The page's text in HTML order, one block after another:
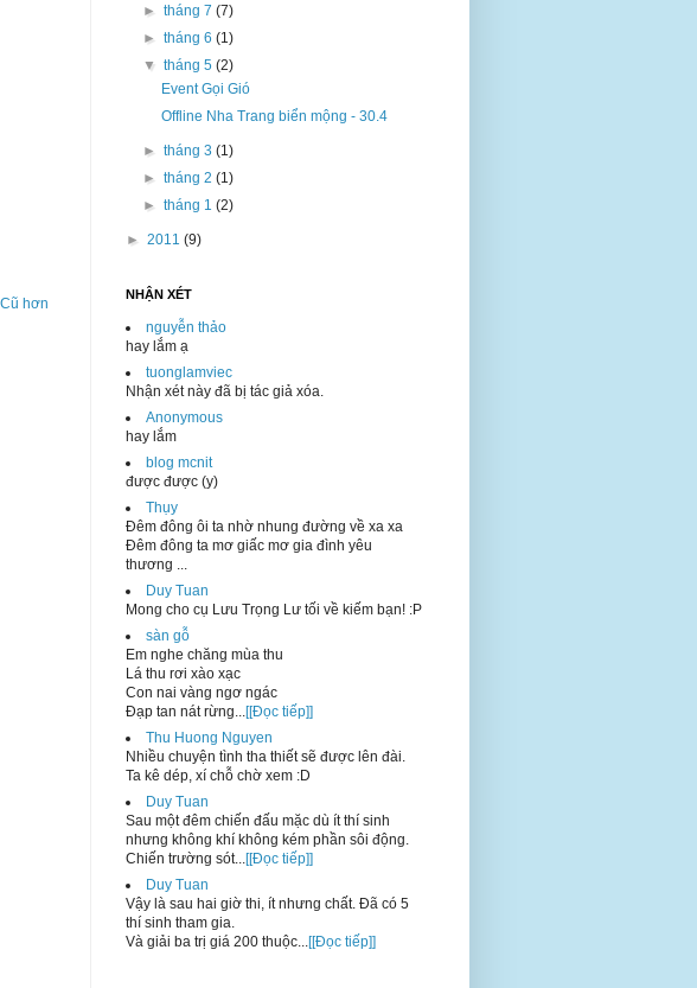
hơn
►tháng 7(7)
►tháng 6(1)
▼tháng 5(2)
Event Gọi Gió
Offline Nha Trang biển mộng - 30.4
►tháng 3(1)
►tháng 2(1)
►tháng 1(2)
► 2011 (9)
NHẬN XÉT
nguyễn thảo
hay lắm ạ
tuonglamviec
Nhận xét này đã bị tác giả xóa.
Anonymous
hay lắm
blog mcnit
được được (y)
Thụy
Đêm đông ôi ta nhờ nhung đường về xa xa
Đêm đông ta mơ giấc mơ gia đình yêu
thương ...
Duy Tuan
Mong cho cụ Lưu Trọng Lư tối về kiếm bạn! :P
sàn gỗ
Em nghe chăng mùa thu
Lá thu rơi xào xạc
Con nai vàng ngơ ngác
Đạp tan nát rừng... [[Đọc tiếp]]
Thu Huong Nguyen
Nhiều chuyện tình tha thiết sẽ được lên đài.
Ta kê dép, xí chỗ chờ xem :D
Duy Tuan
Sau một đêm chiến đấu mặc dù ít thí sinh
nhưng không khí không kém phần sôi động.
Chiến trường sót... [[Đọc tiếp]]
Duy Tuan
Vậy là sau hai giờ thi, ít nhưng chất. Đã có 5
thí sinh tham gia.
Và giải ba trị giá 200 thuộc... [[Đọc tiếp]]